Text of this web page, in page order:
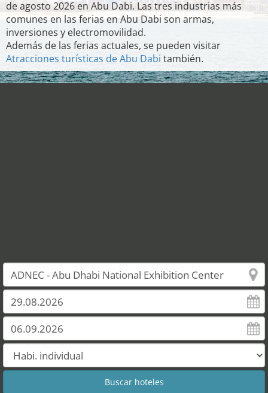
de agosto 2026 en Abu Dabi. Las tres industrias más
comunes en las ferias en Abu Dabi son armas,
inversiones y electromovilidad.
Además de las ferias actuales, se pueden visitar
Atracciones turísticas de Abu Dabi también.